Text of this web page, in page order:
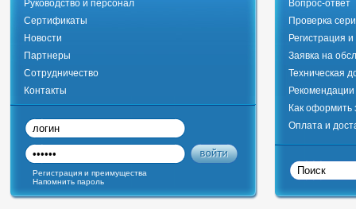
Руководство и персонал
Сертификаты
Новости
Партнеры
Сотрудничество
Контакты
Вопрос-ответ
Проверка
Регистрация
Заявка на
Техническая
Как оформить
Оплата и
Регистрация и преимущества
Напомнить пароль